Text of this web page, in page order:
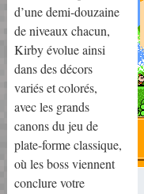
d’une demi-douzaine
de niveaux chacun,
Kirby évolue ainsi
dans des décors
variés et colorés,
avec les grands
canons du jeu de
plate-forme classique,
où les boss viennent
conclure votre